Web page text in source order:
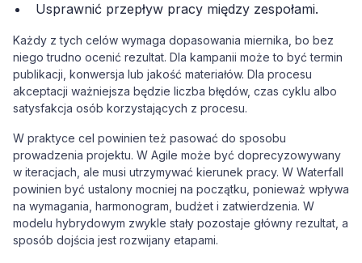
Usprawnić przepływ pracy między zespołami.
Każdy z tych celów wymaga dopasowania miernika, bo bez
niego trudno ocenić rezultat. Dla kampanii może to być termin
publikacji, konwersja lub jakość materiałów. Dla procesu
akceptacji ważniejsza będzie liczba błędów, czas cyklu albo
satysfakcja osób korzystających z procesu.
W praktyce cel powinien też pasować do sposobu
prowadzenia projektu. W Agile może być doprecyzowywany
w iteracjach, ale musi utrzymywać kierunek pracy. W Waterfall
powinien być ustalony mocniej na początku, ponieważ wpływa
na wymagania, harmonogram, budżet i zatwierdzenia. W
modelu hybrydowym zwykle stały pozostaje główny rezultat, a
sposób dojścia jest rozwijany etapami.